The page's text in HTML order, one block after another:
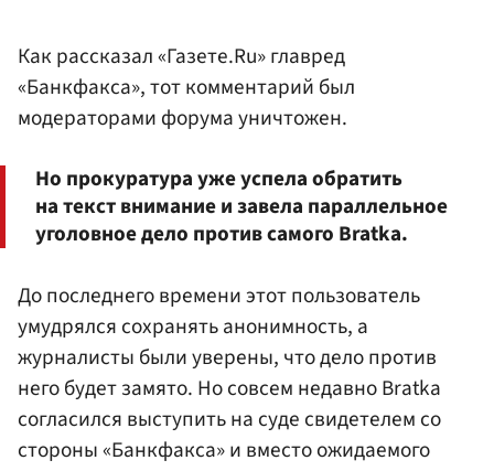
Как рассказал «Газете.Ru» главред
«Банкфакса», тот комментарий был
модераторами форума уничтожен.
Но прокуратура уже успела обратить
на текст внимание и завела параллельное
уголовное дело против самого Bratkа.
До последнего времени этот пользователь
умудрялся сохранять анонимность, а
журналисты были уверены, что дело против
него будет замято. Но совсем недавно Bratka
согласился выступить на суде свидетелем со
стороны «Банкфакса» и вместо ожидаемого